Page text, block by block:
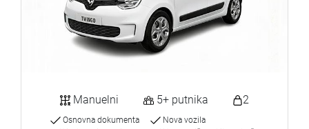
Manuelni 5+ putnika 2
Osnovna dokumenta
Nova vozila